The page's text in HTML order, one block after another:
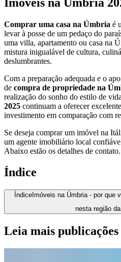
Comprar uma casa na Úmbria é
levar à posse de um pedaço do
uma villa, apartamento ou casa na
mistura inigualável de cultura,
deslumbrantes.
Com a preparação adequada e o
de compra de propriedade na
realização do sonho do estilo de
2025 continuam a oferecer
investimento em comparação com
Se deseja comprar um imóvel na
um agente imobiliário local
Abaixo estão os detalhes de contato.
Índice
Índice Imóveis na Úmbria - por que
nesta região
Leia mais publicações